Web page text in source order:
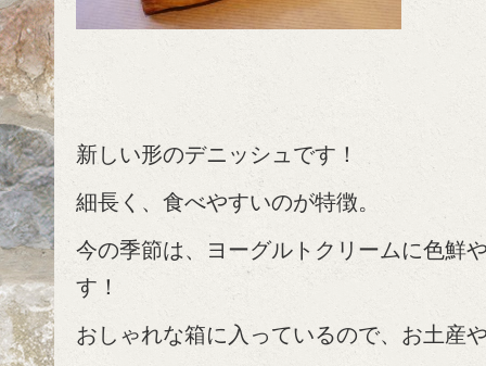
新しい形のデニッシュです！
細長く、食べやすいのが特徴。
今の季節は、ヨーグルトクリームに色鮮
す！
おしゃれな箱に入っているので、お土産